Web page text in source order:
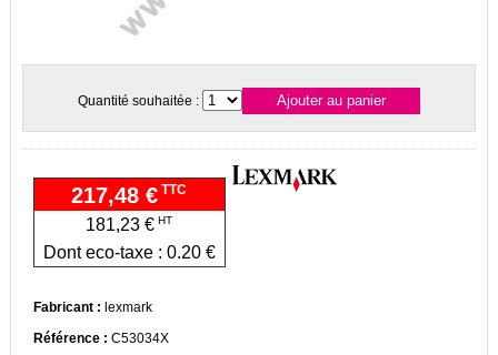
Quantité souhaitée :
217,48 € TTC
181,23 € HT
Dont eco-taxe : 0.20 €
Fabricant : lexmark
Référence : C53034X